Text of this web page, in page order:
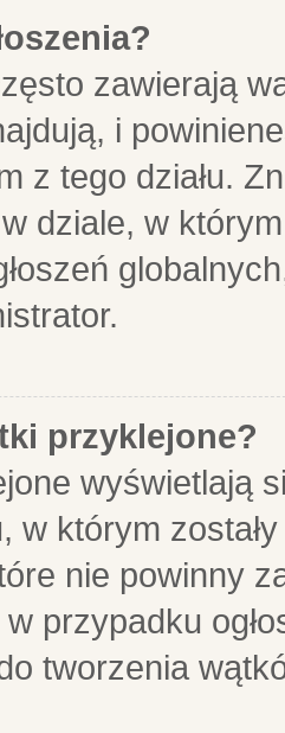
zawierają
i
z tego działu.
dziale, w
przyklejone?
wyświetlają
w którym
nie powinny
przypadku
tworzenia